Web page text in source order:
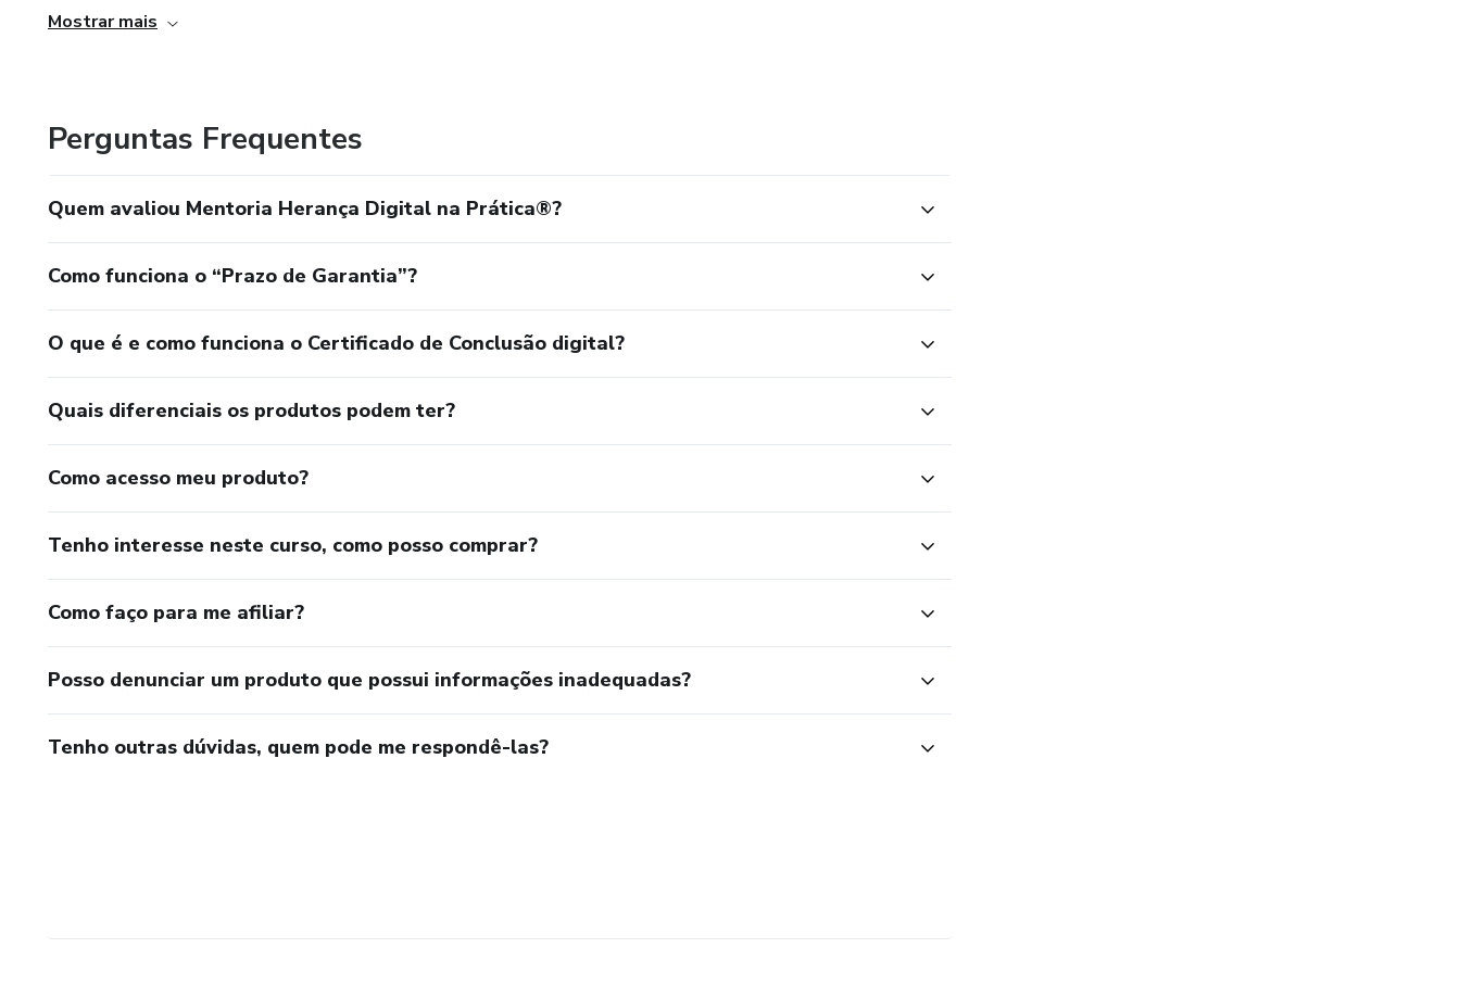
Mostrar mais
Perguntas Frequentes
Quem avaliou Mentoria Herança Digital na Prática®?
Como funciona o “Prazo de Garantia”?
O que é e como funciona o Certificado de Conclusão digital?
Quais diferenciais os produtos podem ter?
Como acesso meu produto?
Tenho interesse neste curso, como posso comprar?
Como faço para me afiliar?
Posso denunciar um produto que possui informações inadequadas?
Tenho outras dúvidas, quem pode me respondê-las?